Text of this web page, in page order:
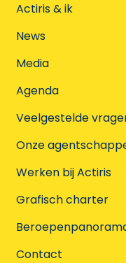
Actiris & ik
News
Media
Agenda
Veelgestelde
Onze
Werken bij Actiris
Grafisch charter
Contact